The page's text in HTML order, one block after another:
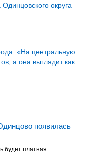
округа
«На центральную
а она выглядит как
появилась
будет платная.